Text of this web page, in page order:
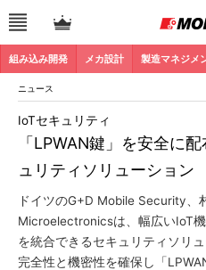
組み込み開発 メカ設計 製造マネジメ
ニュース
「LPWAN鍵」を安全に
ュリティソリューション
IoTセキュリティ
ドイツのG+D Mobile Security、
Microelectronicsは、幅広いIoT
を統合できるセキュリティソリ
完全性と機密性を確保し「